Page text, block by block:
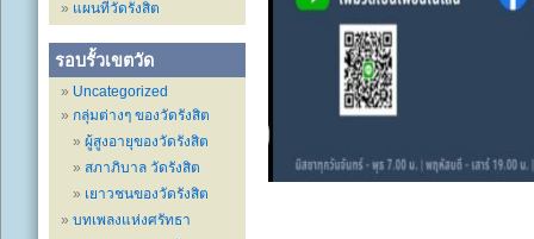
แผนที่วัดรังสิต
รอบรั้วเขตวัด
Uncategorized
กลุ่มต่างๆ ของวัดรังสิต
ผู้สูงอายุของวัดรังสิต
สภาภิบาล วัดรังสิต
เยาวชนของวัดรังสิต
บทเพลงแห่งศรัทธา